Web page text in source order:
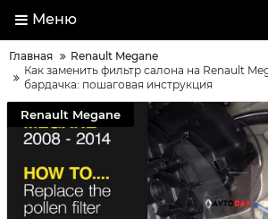
Меню
Главная
Renault Megane
Как заменить фильтр салона на Renault
бардачка: пошаговая инструкция
Renault Megane